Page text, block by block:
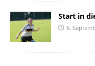
Start in
6.